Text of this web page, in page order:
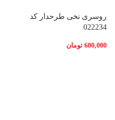
روسری نخی طرحدار کد
022234
600,000 تومان